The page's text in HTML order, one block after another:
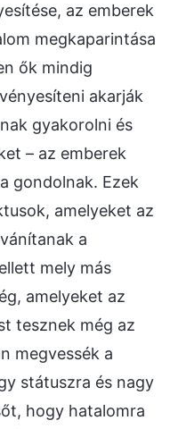
az emberek
megkaparintása
ők mindig
akarják
gyakorolni és
– az emberek
gondolnak. Ezek
amelyeket az
a
mely más
amelyeket az
tesznek még az
megvessék a
státuszra és nagy
hogy hatalomra